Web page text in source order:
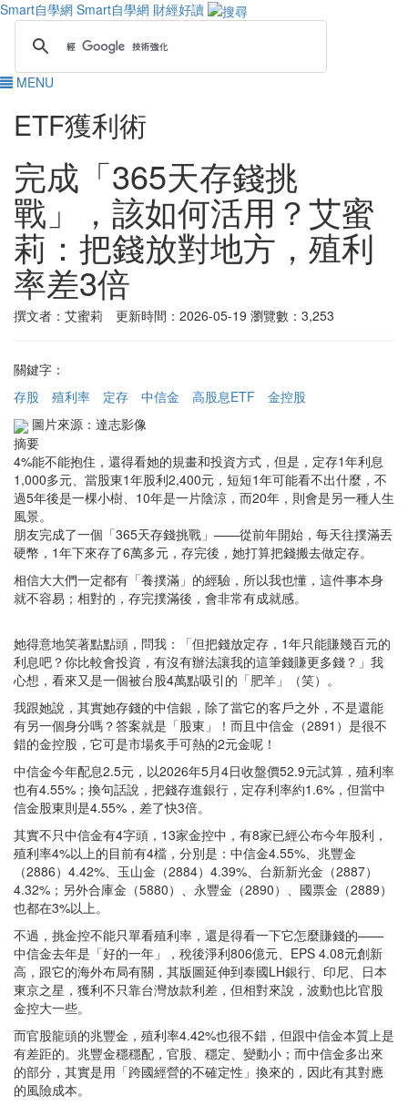
Smart自學網 Smart自學網 財經好讀
MENU
ETF獲利術
完成「365天存錢挑
戰」，該如何活用？艾蜜
莉：把錢放對地方，殖利
率差3倍
撰文者：艾蜜莉 更新時間：2026-05-19 瀏覽數：3,253
關鍵字：
存股
殖利率 定存 中信金 高股息ETF
金控股
圖片來源：達志影像
摘要
4%能不能抱住，還得看她的規畫和投資方式，但是，定存1年利息
1,000多元、當股東1年股利2,400元，短短1年可能看不出什麼，不
過5年後是一棵小樹、10年是一片陰涼，而20年，則會是另一種人生
風景。
朋友完成了一個「365天存錢挑戰」——從前年開始，每天往撲滿丟
硬幣，1年下來存了6萬多元，存完後，她打算把錢搬去做定存。
相信大大們一定都有「養撲滿」的經驗，所以我也懂，這件事本身
就不容易；相對的，存完撲滿後，會非常有成就感。
她得意地笑著點點頭，問我：「但把錢放定存，1年只能賺幾百元的
利息吧？你比較會投資，有沒有辦法讓我的這筆錢賺更多錢？」我
心想，看來又是一個被台股4萬點吸引的「肥羊」（笑）。
我跟她說，其實她存錢的中信銀，除了當它的客戶之外，不是還能
有另一個身分嗎？答案就是「股東」！而且中信金（2891）是很不
錯的金控股，它可是市場炙手可熱的2元金呢！
中信金今年配息2.5元，以2026年5月4日收盤價52.9元試算，殖利率
也有4.55%；換句話說，把錢存進銀行，定存利率約1.6%，但當中
信金股東則是4.55%，差了快3倍。
其實不只中信金有4字頭，13家金控中，有8家已經公布今年股利，
殖利率4%以上的目前有4檔，分別是：中信金4.55%、兆豐金
（2886）4.42%、玉山金（2884）4.39%、台新新光金（2887）
4.32%；另外合庫金（5880）、永豐金（2890）、國票金（2889）
也都在3%以上。
不過，挑金控不能只單看殖利率，還是得看一下它怎麼賺錢的——
中信金去年是「好的一年」，稅後淨利806億元、EPS 4.08元創新
高，跟它的海外布局有關，其版圖延伸到泰國LH銀行、印尼、日本
東京之星，獲利不只靠台灣放款利差，但相對來說，波動也比官股
金控大一些。
而官股龍頭的兆豐金，殖利率4.42%也很不錯，但跟中信金本質上是
有差距的。兆豐金穩穩配，官股、穩定、變動小；而中信金多出來
的部分，其實是用「跨國經營的不確定性」換來的，因此有其對應
的風險成本。